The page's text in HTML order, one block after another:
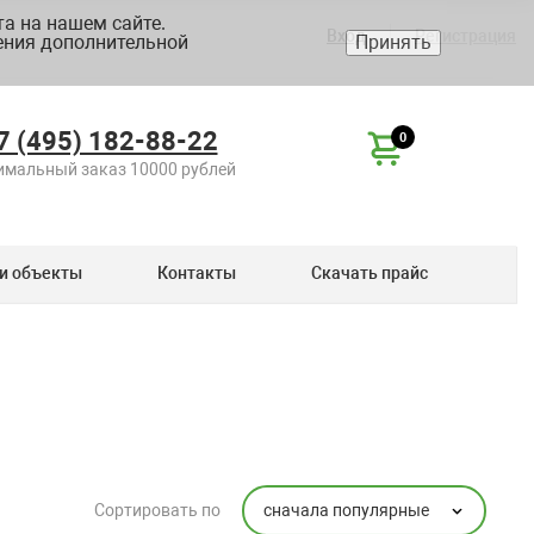
Вход Регистрация
(495) 182-88-22
заказ 10000 рублей
0
объекты Контакты Скачать прайс
Сортировать по сначала популярные
на нашем сайте.
дополнительной
Принять